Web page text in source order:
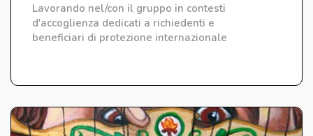
Lavorando nel/con il gruppo in contesti
d'accoglienza dedicati a richiedenti e
beneficiari di protezione internazionale